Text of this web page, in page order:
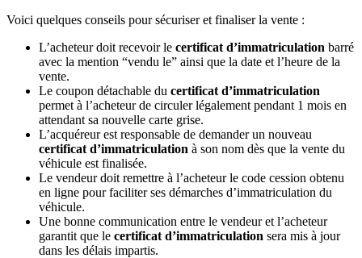
Voici quelques conseils pour sécuriser et finaliser la vente :
L’acheteur doit recevoir le certificat d’immatriculation barré
avec la mention “vendu le” ainsi que la date et l’heure de la
vente.
Le coupon détachable du certificat d’immatriculation
permet à l’acheteur de circuler légalement pendant 1 mois en
attendant sa nouvelle carte grise.
L’acquéreur est responsable de demander un nouveau
certificat d’immatriculation à son nom dès que la vente du
véhicule est finalisée.
Le vendeur doit remettre à l’acheteur le code cession obtenu
en ligne pour faciliter ses démarches d’immatriculation du
véhicule.
Une bonne communication entre le vendeur et l’acheteur
garantit que le certificat d’immatriculation sera mis à jour
dans les délais impartis.